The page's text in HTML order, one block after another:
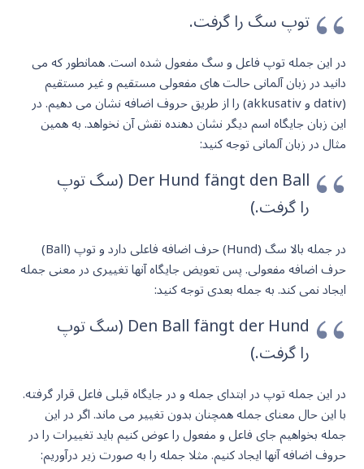
توپ سگ را گرفت.
در این جمله توپ فاعل و سگ مفعول شده است. همانطور که می
دانید در زبان آلمانی حالت های مفعولی مستقیم و غیر مستقیم
(dativ و akkusativ) را از طریق حروف اضافه نشان می دهیم. در
این زبان جایگاه اسم دیگر نشان دهنده نقش آن نخواهد. به همین
مثال در زبان آلمانی توجه کنید:
Der Hund fängt den Ball (سگ توپ
را گرفت.)
در جمله بالا سگ (Hund) حرف اضافه فاعلی دارد و توپ (Ball)
حرف اضافه مفعولی. پس تعویض جایگاه آنها تغییری در معنی جمله
ایجاد نمی کند. به جمله بعدی توجه کنید:
Den Ball fängt der Hund (سگ توپ
را گرفت.)
در این جمله توپ در ابتدای جمله و در جایگاه قبلی فاعل قرار گرفته.
با این حال معنای جمله همچنان بدون تغییر می ماند. اگر در این
جمله بخواهیم جای فاعل و مفعول را عوض کنیم باید تغییرات را در
حروف اضافه آنها ایجاد کنیم. مثلا جمله را به صورت زیر درآوریم: